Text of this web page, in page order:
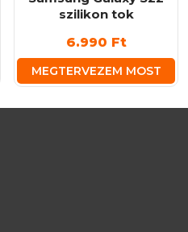
szilikon tok
6.990 Ft
MEGTERVEZEM MOST